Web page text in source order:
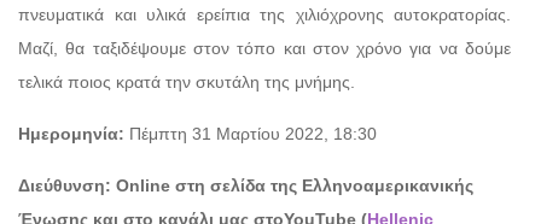
πνευματικά και υλικά ερείπια της χιλιόχρονης αυτοκρατορίας.
Μαζί, θα ταξιδέψουμε στον τόπο και στον χρόνο για να δούμε
τελικά ποιος κρατά την σκυτάλη της μνήμης.
Ημερομηνία: Πέμπτη 31 Μαρτίου 2022, 18:30
Διεύθυνση: Online στη σελίδα της Ελληνοαμερικανικής
Ένωσης και στο κανάλι μας στοYouTube (Hellenic